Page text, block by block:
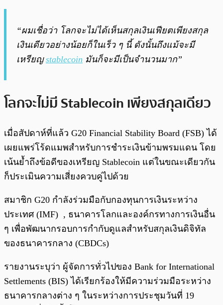
“ผมเชื่อว่า โลกจะไม่ได้เห็นสกุลเงินเฟียตเพียงสกุล
เงินเดียวอย่างน้อยก็ในเร็ว ๆ นี้ ดังนั้นถึงแม้จะมี
เหรียญstablecoin มันก็จะมีเป็นจำนวนมาก”
โลกจะไม่มี Stablecoin เพียงสกุลเดียว
เมื่อสัปดาห์ที่แล้ว G20 Financial Stability Board (FSB) ได้
เผยแพร่โร้ดแมพสำหรับการชำระเงินข้ามพรมแดน โดย
เน้นย้ำถึงข้อดีของเหรียญ Stablecoin แต่ในขณะเดียวกัน
ก็ประเมินความเสี่ยงควบคู่ไปด้วย
สมาชิก G20 กำลังร่วมมือกับกองทุนการเงินระหว่าง
ประเทศ (IMF) , ธนาคารโลกและองค์กรทางการเงินอื่น
ๆ เพื่อพัฒนากรอบการกำกับดูแลสำหรับสกุลเงินดิจิทัล
ของธนาคารกลาง (CBDCs)
รายงานระบุว่า ผู้จัดการทั่วไปของ Bank for International
Settlements (BIS) ได้เรียกร้องให้มีความร่วมมือระหว่าง
ธนาคารกลางต่าง ๆ ในระหว่างการประชุมวันที่ 19